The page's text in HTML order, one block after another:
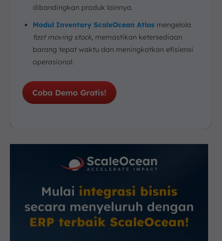
dibandingkan produk lainnya.
Modul Inventory ScaleOcean Atlas mengelola
fast moving stock, memastikan ketersediaan
barang tepat waktu dan meningkatkan efisiensi
operasional.
Coba Demo Gratis!